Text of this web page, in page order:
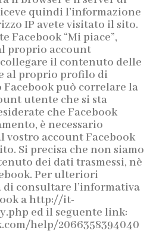
quindi l’informazione
IP avete visitato il sito.
Facebook “Mi piace”,
proprio account
il contenuto delle
al proprio profilo di
Facebook può correlare la
utente che si sta
che Facebook
è necessario
account Facebook
Si precisa che non siamo
dei dati trasmessi, nè
Per ulteriori
consultare l’informativa
a http://it-
ed il seguente link:
help/2066358394040